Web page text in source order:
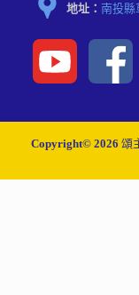
地址： 南投縣
Copyright© 2026 頌